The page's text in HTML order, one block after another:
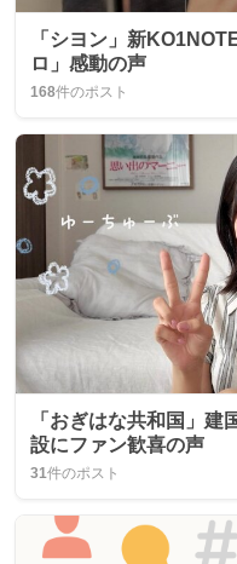
「シヨン」新
ロ」感動の声
168件のポスト
「おぎはな共和国」
設にファン歓喜の声
31件のポスト